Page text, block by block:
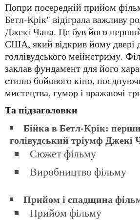
Попри посередній прийом фільму, "Бійка в
Бетл-Крік" відіграла важливу
Джекі Чана. Це був його
США, який відкрив йому двері
голлівудського мейнстриму.
заклав фундамент для його
стилю бойового кіно,
мистецтва, гумор і вражаючі
та підзаголовки
Бійка в Бетл-Крік: перший
голівудський тріумф Джекі
Сюжет фільму
Виробництво фільму
Прийом і спадщина
Прийом фільму